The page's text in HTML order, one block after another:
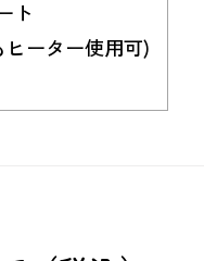
ト
ヒーター使用可)